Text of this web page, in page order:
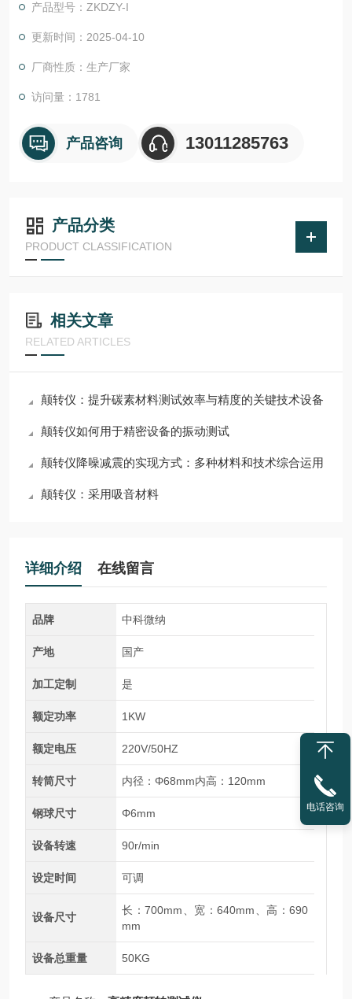
面，直观显示仪器工作进程，从而大大提升企业产品测试效率。
产品型号：ZKDZY-I
更新时间：2025-04-10
厂商性质：生产厂家
访问量：1781
产品咨询 13011285763
产品分类
PRODUCT CLASSIFICATION
相关文章
RELATED ARTICLES
颠转仪：提升碳素材料测试效率与精度的关键技术设备
颠转仪如何用于精密设备的振动测试
颠转仪降噪减震的实现方式：多种材料和技术综合运用
颠转仪：采用吸音材料
详细介绍 在线留言
品牌 中科微纳
产地 国产
加工定制 是
额定功率 1KW
额定电压 220V/50HZ
转筒尺寸 内径：Φ68mm内高：120mm
钢球尺寸 Φ6mm
设备转速 90r/min
设定时间 可调
设备尺寸
长：700mm、宽：640mm、高：690
mm
设备总重量 50KG
电话咨询